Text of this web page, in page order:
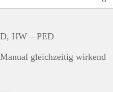
HW – PED
gleichzeitig wirkend